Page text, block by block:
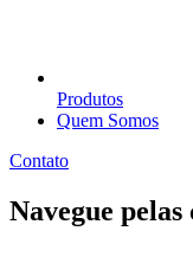
Produtos
Quem Somos
Contato
Navegue